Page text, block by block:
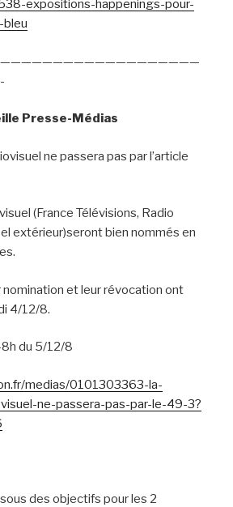
expositions-happenings-pour-
Presse-Médias
ne passera pas par l’article
(France Télévisions, Radio
extérieur)seront bien nommés en
nomination et leur révocation ont
4/12/8.
du 5/12/8
medias/0101303363-la-
ne-passera-pas-par-le-49-3?
des objectifs pour les 2